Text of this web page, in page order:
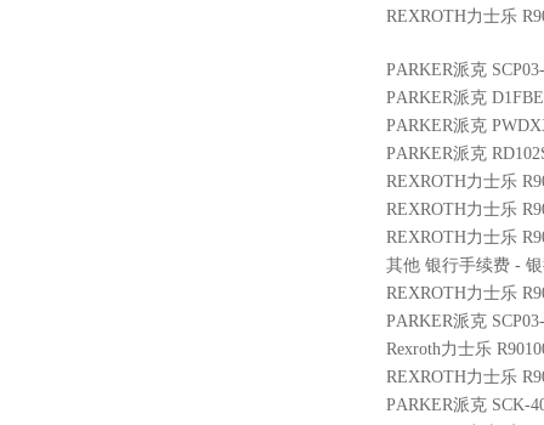
REXROTH力士乐
PARKER派克
PARKER派克
PARKER派克
PARKER派克
REXROTH力士乐
REXROTH力士乐
REXROTH力士乐
其他 银行手续费 -
REXROTH力士乐
PARKER派克
Rexroth力士乐
REXROTH力士乐
PARKER派克 SCK-